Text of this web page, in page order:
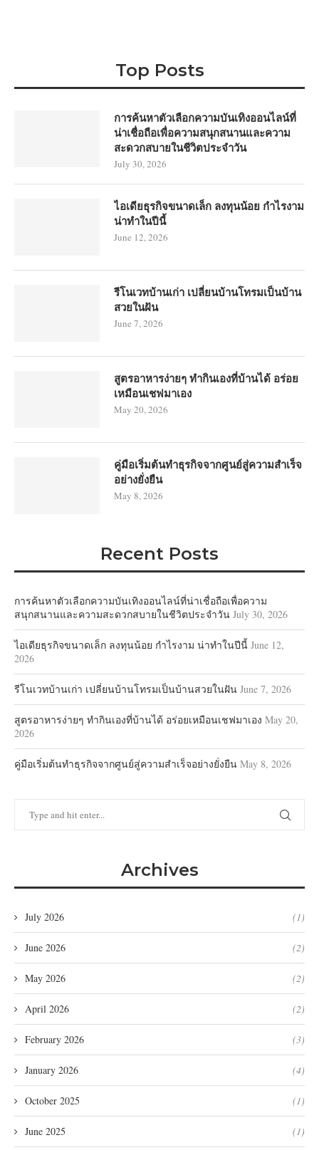
Top Posts
การค้นหาตัวเลือกความบันเทิงออนไลน์ที่
น่าเชื่อถือเพื่อความสนุกสนานและความ
สะดวกสบายในชีวิตประจำวัน
July 30, 2026
ไอเดียธุรกิจขนาดเล็ก ลงทุนน้อย กำไรงาม
น่าทำในปีนี้
June 12, 2026
รีโนเวทบ้านเก่า เปลี่ยนบ้านโทรมเป็นบ้าน
สวยในฝัน
June 7, 2026
สูตรอาหารง่ายๆ ทำกินเองที่บ้านได้ อร่อย
เหมือนเชฟมาเอง
May 20, 2026
คู่มือเริ่มต้นทำธุรกิจจากศูนย์สู่ความสำเร็จ
อย่างยั่งยืน
May 8, 2026
Recent Posts
การค้นหาตัวเลือกความบันเทิงออนไลน์ที่น่าเชื่อถือเพื่อความ
สนุกสนานและความสะดวกสบายในชีวิตประจำวัน July 30, 2026
ไอเดียธุรกิจขนาดเล็ก ลงทุนน้อย กำไรงาม น่าทำในปีนี้ June 12,
2026
รีโนเวทบ้านเก่า เปลี่ยนบ้านโทรมเป็นบ้านสวยในฝัน June 7, 2026
สูตรอาหารง่ายๆ ทำกินเองที่บ้านได้ อร่อยเหมือนเชฟมาเอง May 20,
2026
คู่มือเริ่มต้นทำธุรกิจจากศูนย์สู่ความสำเร็จอย่างยั่งยืน May 8, 2026
Archives
July 2026 (1)
June 2026 (2)
May 2026 (2)
April 2026 (2)
February 2026 (3)
January 2026 (4)
October 2025 (1)
June 2025 (1)